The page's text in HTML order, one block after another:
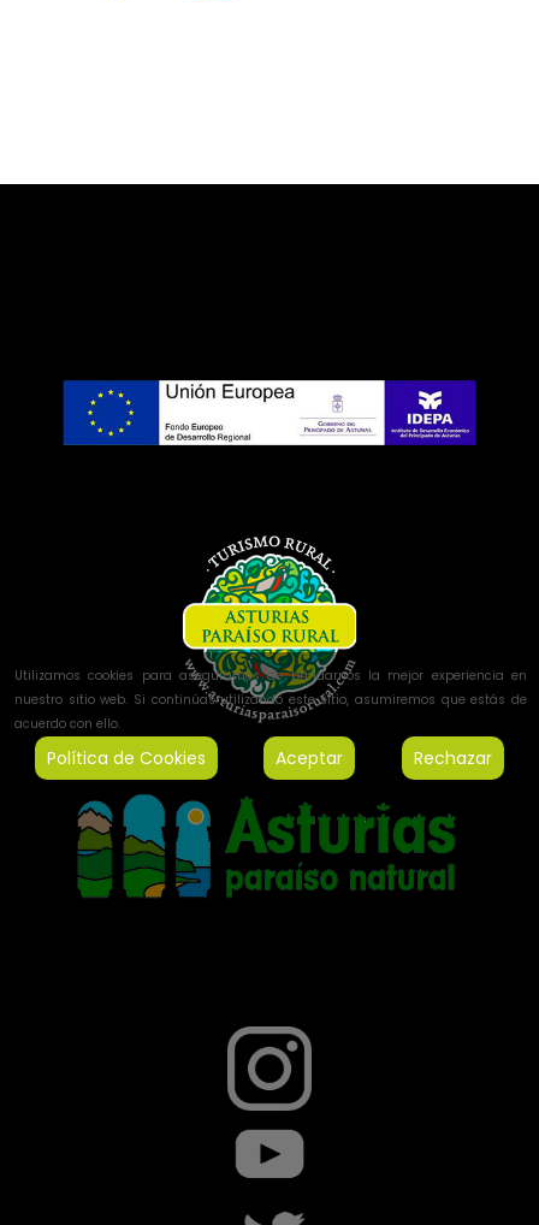
Utilizamos cookies para asegurarnos de brindarnos la mejor experiencia en
nuestro sitio web. Si continúas utilizando este sitio, asumiremos que estás de
acuerdo con ello.
Política de Cookies Aceptar Rechazar